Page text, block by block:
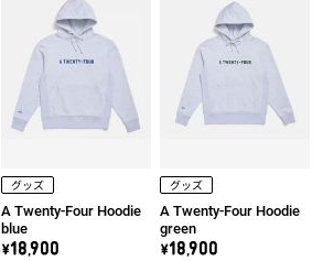
グッズ
A Twenty-Four Hoodie
blue
\18,900
グッズ
A Twenty-Four Hoodie
green
\18,900